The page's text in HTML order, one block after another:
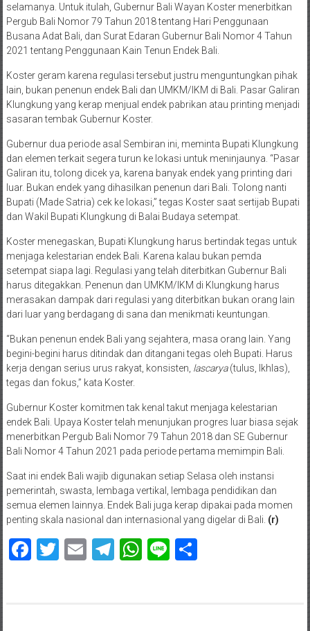
selamanya. Untuk itulah, Gubernur Bali Wayan Koster menerbitkan
Pergub Bali Nomor 79 Tahun 2018 tentang Hari Penggunaan
Busana Adat Bali, dan Surat Edaran Gubernur Bali Nomor 4 Tahun
2021 tentang Penggunaan Kain Tenun Endek Bali.
Koster geram karena regulasi tersebut justru menguntungkan pihak
lain, bukan penenun endek Bali dan UMKM/IKM di Bali. Pasar Galiran
Klungkung yang kerap menjual endek pabrikan atau printing menjadi
sasaran tembak Gubernur Koster.
Gubernur dua periode asal Sembiran ini, meminta Bupati Klungkung
dan elemen terkait segera turun ke lokasi untuk meninjaunya. “Pasar
Galiran itu, tolong dicek ya, karena banyak endek yang printing dari
luar. Bukan endek yang dihasilkan penenun dari Bali. Tolong nanti
Bupati (Made Satria) cek ke lokasi,” tegas Koster saat sertijab Bupati
dan Wakil Bupati Klungkung di Balai Budaya setempat.
Koster menegaskan, Bupati Klungkung harus bertindak tegas untuk
menjaga kelestarian endek Bali. Karena kalau bukan pemda
setempat siapa lagi. Regulasi yang telah diterbitkan Gubernur Bali
harus ditegakkan. Penenun dan UMKM/IKM di Klungkung harus
merasakan dampak dari regulasi yang diterbitkan bukan orang lain
dari luar yang berdagang di sana dan menikmati keuntungan.
“Bukan penenun endek Bali yang sejahtera, masa orang lain. Yang
begini-begini harus ditindak dan ditangani tegas oleh Bupati. Harus
kerja dengan serius urus rakyat, konsisten, lascarya(tulus, Ikhlas),
tegas dan fokus,” kata Koster.
Gubernur Koster komitmen tak kenal takut menjaga kelestarian
endek Bali. Upaya Koster telah menunjukan progres luar biasa sejak
menerbitkan Pergub Bali Nomor 79 Tahun 2018 dan SE Gubernur
Bali Nomor 4 Tahun 2021 pada periode pertama memimpin Bali.
Saat ini endek Bali wajib digunakan setiap Selasa oleh instansi
pemerintah, swasta, lembaga vertikal, lembaga pendidikan dan
semua elemen lainnya. Endek Bali juga kerap dipakai pada momen
penting skala nasional dan internasional yang digelar di Bali. (r)
Facebook
Twitter
EmailTelegram
WhatsApp
LineShare